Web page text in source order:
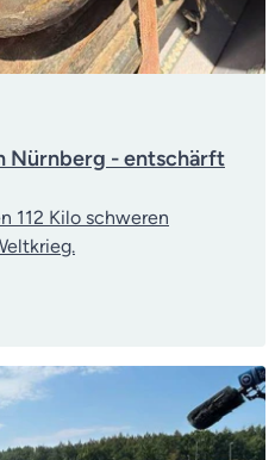
Nürnberg - entschärft
112 Kilo schweren